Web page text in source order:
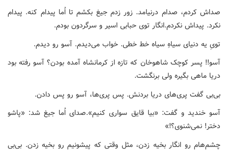
صداش کردم، صدام درنیامد. زور زدم جیغ بکشم تا اُما پیدام کنه. پیدام
نکرد. پیداش نکردم.انگار توی حبابی اسیر و سرگردون بودم.
تویِ یه دنیای سیاهِ سیاه خط خطی. خواب می‌دیدم. آسو رو دیدم.
آسو!! پسر کوچک شاهوخان که تازه از کرمانشاه آمده بودن؟ آسو رفته بود
دریا ماهی بگیره ولی برنگشت.
بی‌بی گفت پری‌های دریا بردنش. پس پری‌ها، آسو رو پس دادن.
آسو خندید و گفت: «بیا قایق سواری کنیم».صدای اُما جیغ شد: «پاشو
دختر! نمی‌شنوی؟!»
چشم‌هام رو انگار بخیه زدن، مثل وقتی که پیشونیم رو بخیه زدن. بی‌بی